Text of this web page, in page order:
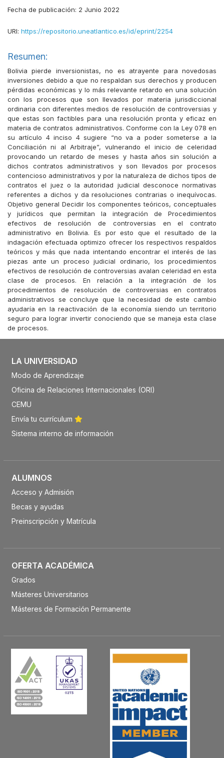
Fecha de publicación: 2 Junio 2022
URI: https://repositorio.uneatlantico.es/id/eprint/2254
Resumen:
Bolivia pierde inversionistas, no es atrayente para novedosas
inversiones debido a que no respaldan sus derechos y producen
pérdidas económicas y lo más relevante retardo en una solución
con los procesos que son llevados por materia jurisdiccional
ordinaria con diferentes medios de resolución de controversias y
que estas son factibles para una resolución pronta y eficaz en
materia de contratos administrativos. Conforme con la Ley 078 en
su artículo 4 inciso 4 sugiere “no va a poder someterse a la
Conciliación ni al Arbitraje”, vulnerando el inicio de celeridad
provocando un retardo de meses y hasta años sin solución a
dichos contratos administrativos y son llevados por procesos
contencioso administrativos y por la naturaleza de dichos tipos de
contratos el juez o la autoridad judicial desconoce normativas
referentes a dichos y da resoluciones contrarias o inequívocas.
Objetivo general Decidir los componentes teóricos, conceptuales
y jurídicos que permitan la integración de Procedimientos
efectivos de resolución de controversias en el contrato
administrativo en Bolivia. Es por esto que el resultado de la
indagación efectuada optimizo ofrecer los respectivos respaldos
teóricos y más que nada intentando encontrar el interés de las
piezas ante un proceso judicial ordinario, los procedimientos
efectivos de resolución de controversias avalan celeridad en esta
clase de procesos. En relación a la integración de los
procedimientos de resolución de controversias en contratos
administrativos se concluye que la necesidad de este cambio
ayudaría en la reactivación de la economía siendo un territorio
seguro para lograr invertir conociendo que se maneja esta clase
de procesos.
LA UNIVERSIDAD
Modo de Aprendizaje
Oficina de Relaciones Internacionales (ORI)
CEMU
Envía tu currículum
Sistema interno de información
ALUMNOS
Acceso y Admisión
Becas y ayudas
Preinscripción y Matrícula
OFERTA ACADÉMICA
Grados
Másteres Universitarios
Másteres de Formación Permanente